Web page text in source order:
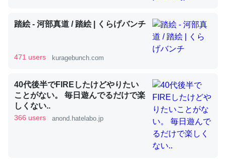
論文では「淡水はカルシウムも酸素も不足してて両方に不
いる鋏角類（カブトガニ・ウミグモ）はカルシウムを使わ
ずキチンを強化してる筈だが、酵素が違うのか？
─ニュース :: 【研究発表】昆虫学の大問題＝「昆虫はなぜ海にいな
いのか」に関する新仮説
踏絵 - 河部真道 / 踏絵 | くらげバンチ
471 users kuragebunch.com
40代後半でFIREしたけどやりたい
ことがない。 毎日遊んでるだけで楽
しくない..
366 users anond.hatelabo.jp